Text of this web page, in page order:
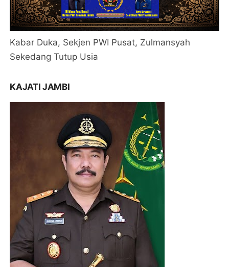
Kabar Duka, Sekjen PWI Pusat, Zulmansyah
Sekedang Tutup Usia
KAJATI JAMBI